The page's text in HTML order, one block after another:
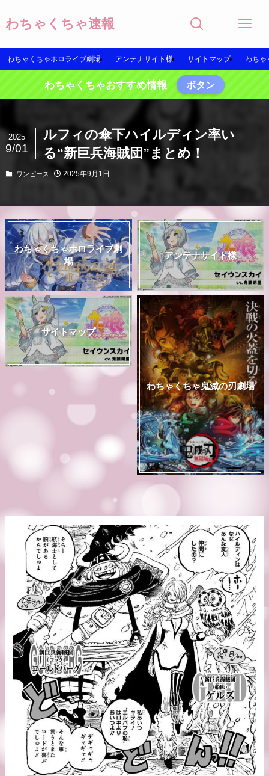
わちゃくちゃ速報
わちゃくちゃホロライブ劇場 アンテナサイト様 サイトマップ わちゃ
わちゃくちゃおすすめ情報 ボタン
ルフィの傘下ハイルディン率い
る“新巨兵海賊団”まとめ！
2025
9/01
ワンピース 2025年9月1日
わちゃくちゃホロライブ劇
場
アンテナサイト様
サイトマップ
わちゃくちゃ鬼滅の刃劇場